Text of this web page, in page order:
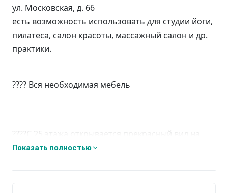
ул. Московская, д. 66
есть возможность использовать для студии йоги,
пилатеса, салон красоты, массажный салон и др.
практики.
???? Вся необходимая мебель
????С 25 этажа открывается прекрасный вид на
город Екатеринбург
Показать полностью